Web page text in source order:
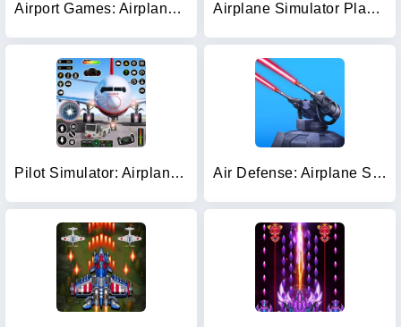
Airport Games: Airplane Games Airplane Simulator Plane Games
Pilot Simulator: Airplane Game Air Defense: Airplane Shooting